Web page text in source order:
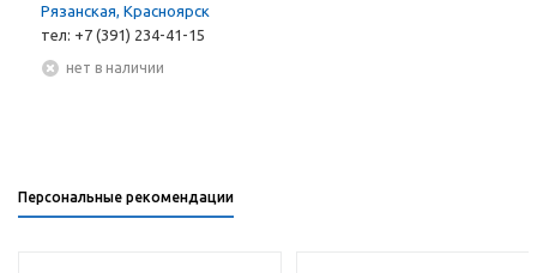
Рязанская, Красноярск
тел: +7 (391) 234-41-15
Нет в наличии
Персональные рекомендации